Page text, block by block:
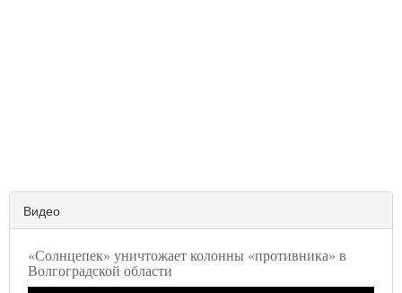
Видео
«Солнцепек» уничтожает колонны «противника» в
Волгоградской области